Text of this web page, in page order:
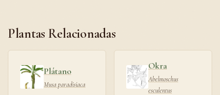
Plantas Relacionadas
Plátano
Musa paradisiaca
Okra
Abelmoschus
esculentus